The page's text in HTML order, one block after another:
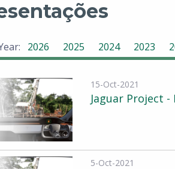
2026 2025 2024 2023
15-Oct-2021
Jaguar Project
5-Oct-2021